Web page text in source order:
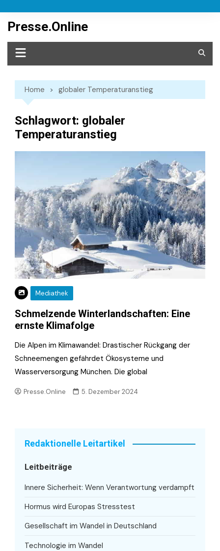
content
Presse.Online
Home globaler Temperaturanstieg
Schlagwort: globaler
Temperaturanstieg
Mediathek
Schmelzende Winterlandschaften: Eine
ernste Klimafolge
Die Alpen im Klimawandel: Drastischer Rückgang der
Schneemengen gefährdet Ökosysteme und
Wasserversorgung München. Die global
Presse.Online 5. Dezember 2024
Redaktionelle Leitartikel
Leitbeiträge
Innere Sicherheit: Wenn Verantwortung verdampft
Hormus wird Europas Stresstest
Gesellschaft im Wandel in Deutschland
Technologie im Wandel